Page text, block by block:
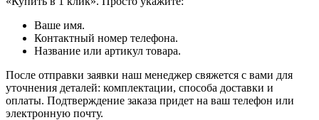
Ваше имя.
Контактный номер телефона.
Название или артикул товара.
После отправки заявки наш менеджер свяжется с вами для
уточнения деталей: комплектации, способа доставки и
оплаты. Подтверждение заказа придет на ваш телефон или
электронную почту.